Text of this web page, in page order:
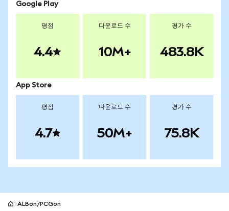
Google Play
평점
4.4
다운로드 수
10M+
평가 수
483.8K
App Store
평점
4.7
다운로드 수
50M+
평가 수
75.8K
ALBon/PCGon